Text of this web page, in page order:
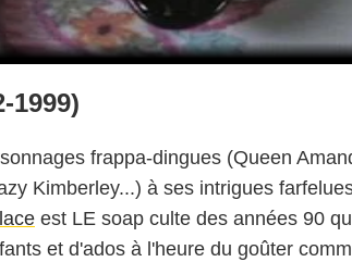
1999)
frappa-dingues (Queen
Kimberley...) à ses intrigues
est LE soap culte des années 90
et d'ados à l'heure du goûter